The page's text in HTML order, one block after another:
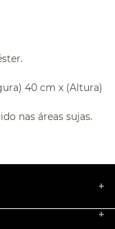
40 cm x (Altura)
nas áreas sujas.
+
+